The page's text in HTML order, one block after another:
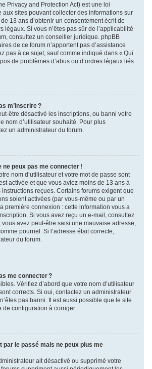
Privacy and Protection Act) est une loi
aux sites pouvant collecter des informations sur
13 ans d’obtenir un consentement écrit de
légaux. Si vous n’êtes pas sûr de l’applicabilité
consultez un conseiller juridique. phpBB
de ce forum n’apportent pas d’assistance
pas à ce sujet, sauf comme indiqué dans « Qui
de problèmes d’abus ou d’ordres légaux liés
m’inscrire ?
être désactivé les inscriptions, ou banni votre
nom d’utilisateur souhaité. Pour plus
un administrateur du forum.
peux pas me connecter !
nom d’utilisateur et votre mot de passe sont
activée et que vous aviez moins de 13 ans à
instructions reçues. Certains forums exigent que
soient activées (par vous-même ou par un
première connexion : cette information vous a
Si vous avez reçu un e-mail, consultez
vous avez peut-être saisi une mauvaise adresse,
pourriel. Si l’adresse était correcte,
du forum.
me connecter ?
Vérifiez d’abord que votre nom d’utilisateur
corrects. Si oui, contactez un administrateur
pas banni. Il est aussi possible que le site
de configuration à corriger.
par le passé mais ne peux plus me
ait désactivé ou supprimé votre